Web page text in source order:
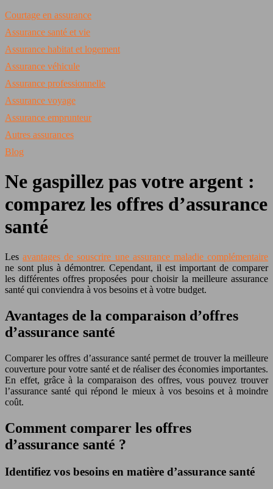
Courtage en assurance
Assurance santé et vie
Assurance habitat et logement
Assurance véhicule
Assurance professionnelle
Assurance voyage
Assurance emprunteur
Autres assurances
Blog
Ne gaspillez pas votre argent :
comparez les offres d’assurance
santé
Lesavantages de souscrire une assurance maladie complémentaire
ne sont plus à démontrer. Cependant, il est important de comparer
les différentes offres proposées pour choisir la meilleure assurance
santé qui conviendra à vos besoins et à votre budget.
Avantages de la comparaison d’offres
d’assurance santé
Comparer les offres d’assurance santé permet de trouver la meilleure
couverture pour votre santé et de réaliser des économies importantes.
En effet, grâce à la comparaison des offres, vous pouvez trouver
l’assurance santé qui répond le mieux à vos besoins et à moindre
coût.
Comment comparer les offres
d’assurance santé ?
Identifiez vos besoins en matière d’assurance santé